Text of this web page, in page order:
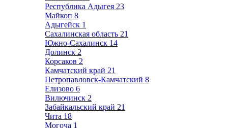
Республика Адыгея 23
Майкоп 8
Адыгейск 1
Сахалинская область 21
Южно-Сахалинск 14
Долинск 2
Корсаков 2
Камчатский край 21
Петропавловск-Камчатский 8
Елизово 6
Вилючинск 2
Забайкальский край 21
Чита 18
Могоча 1